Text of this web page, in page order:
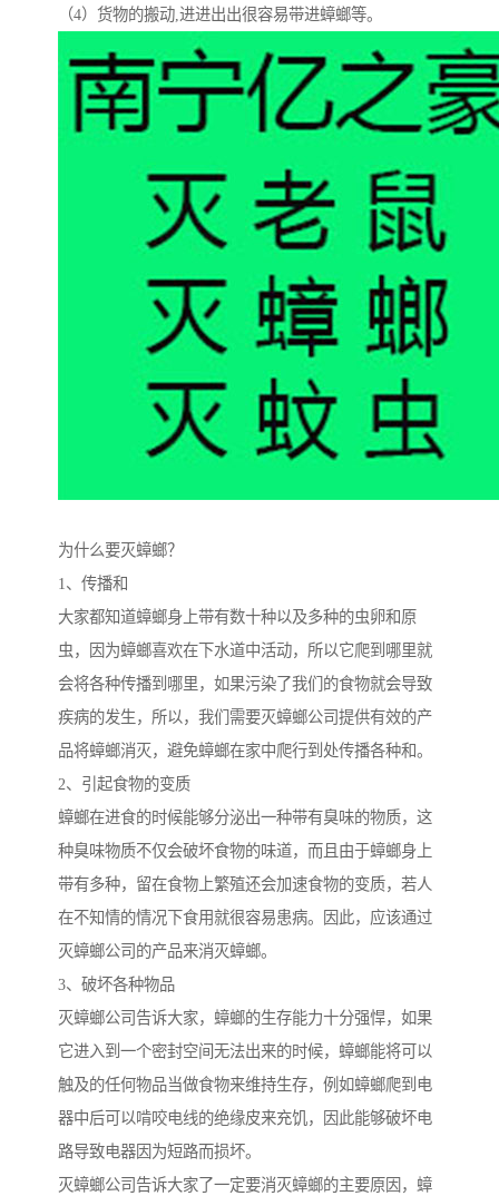
（4）货物的搬动,进进出出很容易带进蟑螂等。
为什么要灭蟑螂？
1、传播和
大家都知道蟑螂身上带有数十种以及多种的虫卵和原
虫，因为蟑螂喜欢在下水道中活动，所以它爬到哪里就
会将各种传播到哪里，如果污染了我们的食物就会导致
疾病的发生，所以，我们需要灭蟑螂公司提供有效的产
品将蟑螂消灭，避免蟑螂在家中爬行到处传播各种和。
2、引起食物的变质
蟑螂在进食的时候能够分泌出一种带有臭味的物质，这
种臭味物质不仅会破坏食物的味道，而且由于蟑螂身上
带有多种，留在食物上繁殖还会加速食物的变质，若人
在不知情的情况下食用就很容易患病。因此，应该通过
灭蟑螂公司的产品来消灭蟑螂。
3、破坏各种物品
灭蟑螂公司告诉大家，蟑螂的生存能力十分强悍，如果
它进入到一个密封空间无法出来的时候，蟑螂能将可以
触及的任何物品当做食物来维持生存，例如蟑螂爬到电
器中后可以啃咬电线的绝缘皮来充饥，因此能够破坏电
路导致电器因为短路而损坏。
灭蟑螂公司告诉大家了一定要消灭蟑螂的主要原因，蟑